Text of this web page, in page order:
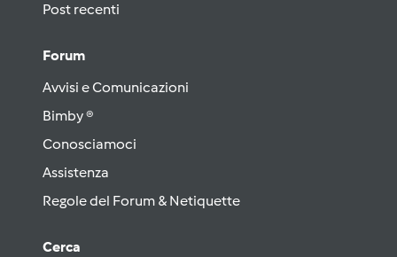
Post recenti
Forum
Avvisi e Comunicazioni
Bimby ®
Conosciamoci
Assistenza
Regole del Forum & Netiquette
Cerca